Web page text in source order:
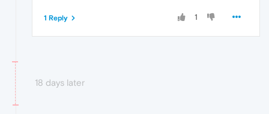
1
1 Reply
18 days later